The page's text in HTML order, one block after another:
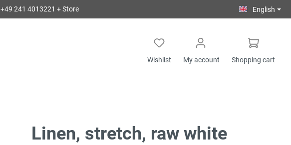
+49 241 4013221 + Store English
Wishlist My account Shopping cart
Linen, stretch, raw white